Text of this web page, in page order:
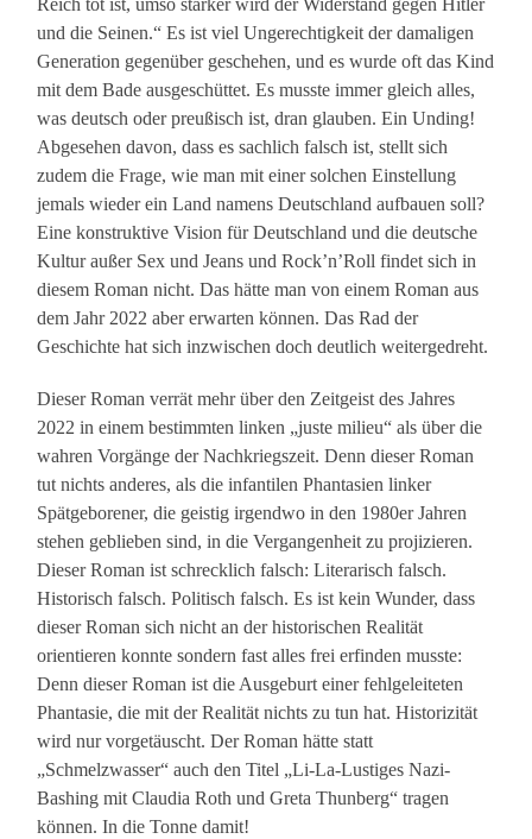
Reich tot ist, umso stärker wird der Widerstand gegen Hitler
und die Seinen.“ Es ist viel Ungerechtigkeit der damaligen
Generation gegenüber geschehen, und es wurde oft das Kind
mit dem Bade ausgeschüttet. Es musste immer gleich alles,
was deutsch oder preußisch ist, dran glauben. Ein Unding!
Abgesehen davon, dass es sachlich falsch ist, stellt sich
zudem die Frage, wie man mit einer solchen Einstellung
jemals wieder ein Land namens Deutschland aufbauen soll?
Eine konstruktive Vision für Deutschland und die deutsche
Kultur außer Sex und Jeans und Rock’n’Roll findet sich in
diesem Roman nicht. Das hätte man von einem Roman aus
dem Jahr 2022 aber erwarten können. Das Rad der
Geschichte hat sich inzwischen doch deutlich weitergedreht.
Dieser Roman verrät mehr über den Zeitgeist des Jahres
2022 in einem bestimmten linken „juste milieu“ als über die
wahren Vorgänge der Nachkriegszeit. Denn dieser Roman
tut nichts anderes, als die infantilen Phantasien linker
Spätgeborener, die geistig irgendwo in den 1980er Jahren
stehen geblieben sind, in die Vergangenheit zu projizieren.
Dieser Roman ist schrecklich falsch: Literarisch falsch.
Historisch falsch. Politisch falsch. Es ist kein Wunder, dass
dieser Roman sich nicht an der historischen Realität
orientieren konnte sondern fast alles frei erfinden musste:
Denn dieser Roman ist die Ausgeburt einer fehlgeleiteten
Phantasie, die mit der Realität nichts zu tun hat. Historizität
wird nur vorgetäuscht. Der Roman hätte statt
„Schmelzwasser“ auch den Titel „Li-La-Lustiges Nazi-
Bashing mit Claudia Roth und Greta Thunberg“ tragen
können. In die Tonne damit!